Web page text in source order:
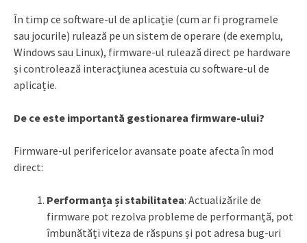
În timp ce software-ul de aplicație (cum ar fi programele
sau jocurile) rulează pe un sistem de operare (de exemplu,
Windows sau Linux), firmware-ul rulează direct pe hardware
și controlează interacțiunea acestuia cu software-ul de
aplicație.
De ce este importantă gestionarea firmware-ului?
Firmware-ul perifericelor avansate poate afecta în mod
direct:
Performanța și stabilitatea: Actualizările de
firmware pot rezolva probleme de performanță, pot
îmbunătăți viteza de răspuns și pot adresa bug-uri